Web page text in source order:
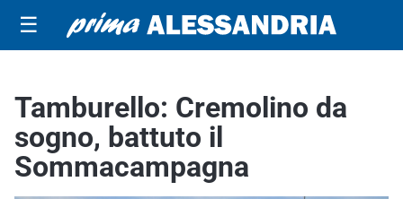
☰
Tamburello: Cremolino da
sogno, battuto il
Sommacampagna